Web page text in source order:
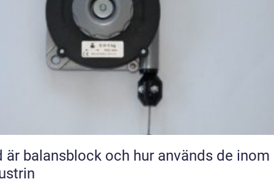
är balansblock och hur används de inom